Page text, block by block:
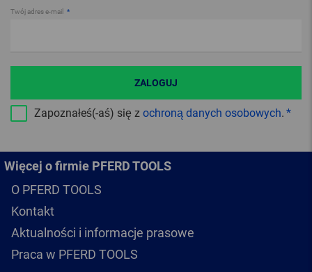
Twój adres e-mail
Zapoznałeś(-aś) się z ochroną danych osobowych.
ZALOGUJ
Więcej o firmie PFERD TOOLS
O PFERD TOOLS
Kontakt
Aktualności i informacje prasowe
Praca w PFERD TOOLS